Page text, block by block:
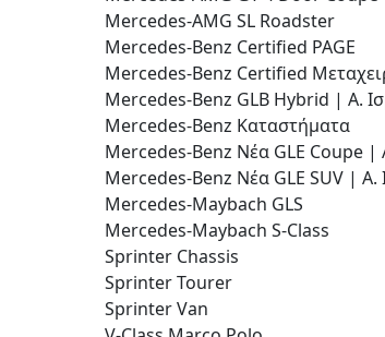
Mercedes-AMG SL Roadster
Mercedes-Benz Certified PAGE
Mercedes-Benz Certified
Mercedes-Benz GLB Hybrid | Α.
Mercedes-Benz Καταστήματα
Mercedes-Benz Νέα GLE Coupe |
Mercedes-Benz Νέα GLE SUV | Α.
Mercedes-Maybach GLS
Mercedes-Maybach S-Class
Sprinter Chassis
Sprinter Tourer
Sprinter Van